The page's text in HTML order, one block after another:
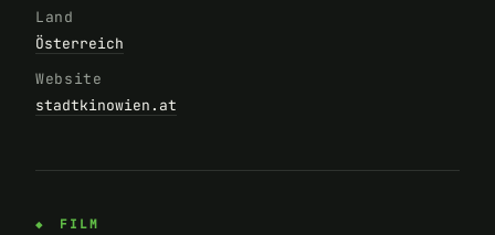
Land
Österreich
Website
stadtkinowien.at
FILM